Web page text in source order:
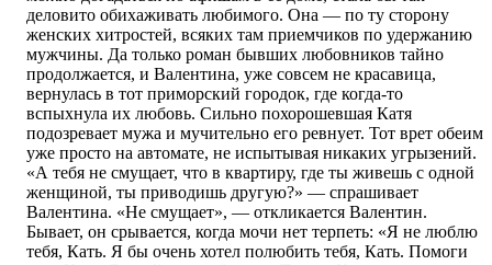
деловито обихаживать любимого. Она — по ту сторону
женских хитростей, всяких там приемчиков по удержанию
мужчины. Да только роман бывших любовников тайно
продолжается, и Валентина, уже совсем не красавица,
вернулась в тот приморский городок, где когда-то
вспыхнула их любовь. Сильно похорошевшая Катя
подозревает мужа и мучительно его ревнует. Тот врет обеим
уже просто на автомате, не испытывая никаких угрызений.
«А тебя не смущает, что в квартиру, где ты живешь с одной
женщиной, ты приводишь другую?» — спрашивает
Валентина. «Не смущает», — откликается Валентин.
Бывает, он срывается, когда мочи нет терпеть: «Я не люблю
тебя, Кать. Я бы очень хотел полюбить тебя, Кать. Помоги